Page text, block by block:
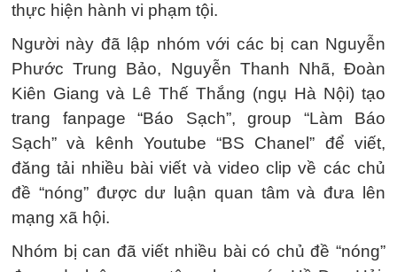
thực hiện hành vi phạm tội.
Người này đã lập nhóm với các bị can Nguyễn
Phước Trung Bảo, Nguyễn Thanh Nhã, Đoàn
Kiên Giang và Lê Thế Thắng (ngụ Hà Nội) tạo
trang fanpage “Báo Sạch”, group “Làm Báo
Sạch” và kênh Youtube “BS Chanel” để viết,
đăng tải nhiều bài viết và video clip về các chủ
đề “nóng” được dư luận quan tâm và đưa lên
mạng xã hội.
Nhóm bị can đã viết nhiều bài có chủ đề “nóng”